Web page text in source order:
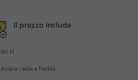
Il prezzo include
Wi-Fi
Acqua calda e fredda